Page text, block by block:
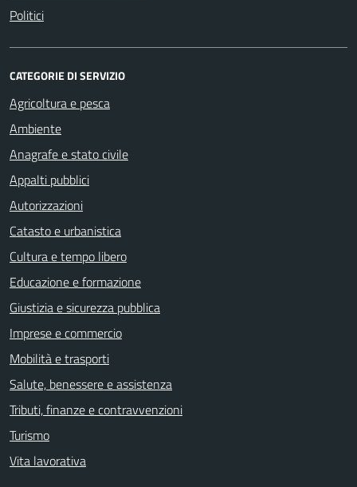
Politici
CATEGORIE DI SERVIZIO
Agricoltura e pesca
Ambiente
Anagrafe e stato civile
Appalti pubblici
Autorizzazioni
Catasto e urbanistica
Cultura e tempo libero
Educazione e formazione
Giustizia e sicurezza pubblica
Imprese e commercio
Mobilità e trasporti
Salute, benessere e assistenza
Tributi, finanze e contravvenzioni
Turismo
Vita lavorativa